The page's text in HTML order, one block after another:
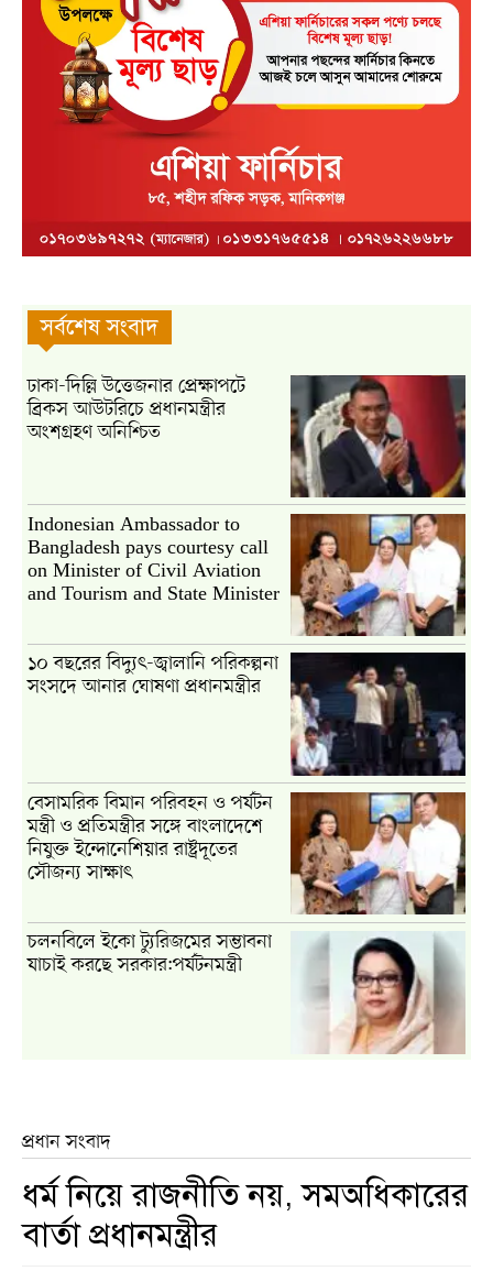
সর্বশেষ সংবাদ
ঢাকা-দিল্লি উত্তেজনার প্রেক্ষাপটে
ব্রিকস আউটরিচে প্রধানমন্ত্রীর
অংশগ্রহণ অনিশ্চিত
Indonesian Ambassador to
Bangladesh pays courtesy call
on Minister of Civil Aviation
and Tourism and State Minister
১০ বছরের বিদ্যুৎ-জ্বালানি পরিকল্পনা
সংসদে আনার ঘোষণা প্রধানমন্ত্রীর
বেসামরিক বিমান পরিবহন ও পর্যটন
মন্ত্রী ও প্রতিমন্ত্রীর সঙ্গে বাংলাদেশে
নিযুক্ত ইন্দোনেশিয়ার রাষ্ট্রদূতের
সৌজন্য সাক্ষাৎ
চলনবিলে ইকো ট্যুরিজমের সম্ভাবনা
যাচাই করছে সরকার:পর্যটনমন্ত্রী